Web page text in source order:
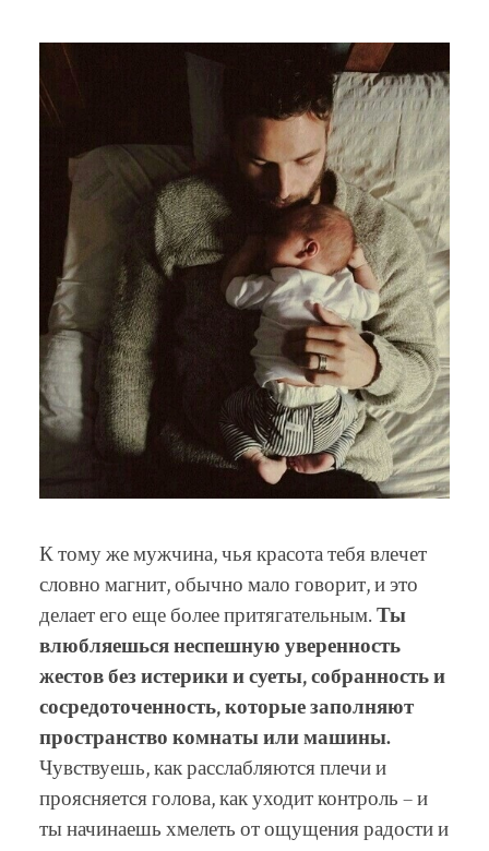
К тому же мужчина, чья красота тебя влечет
словно магнит, обычно мало говорит, и это
делает его еще более притягательным.Ты
влюбляешься неспешную уверенность
жестов без истерики и суеты, собранность и
сосредоточенность, которые заполняют
пространство комнаты или машины.
Чувствуешь, как расслабляются плечи и
проясняется голова, как уходит контроль – и
ты начинаешь хмелеть от ощущения радости и